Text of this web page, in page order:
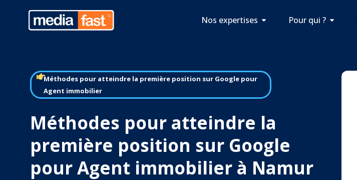
Nos expertises Pour qui ?
Méthodes pour atteindre la première position sur Google pour
Agent immobilier
Méthodes pour atteindre la
première position sur Google
pour Agent immobilier à Namur